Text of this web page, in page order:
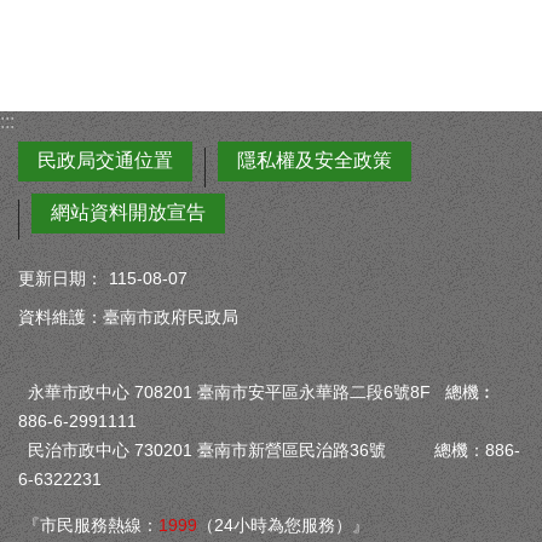
:::
民政局交通位置
隱私權及安全政策
網站資料開放宣告
更新日期：
115-08-07
資料維護：臺南市政府民政局
永華市政中心 708201 臺南市安平區永華路二段6號8F 總機︰
886-6-2991111
民治市政中心 730201 臺南市新營區民治路36號 總機：886-
6-6322231
『市民服務熱線： 1999 （24小時為您服務）』